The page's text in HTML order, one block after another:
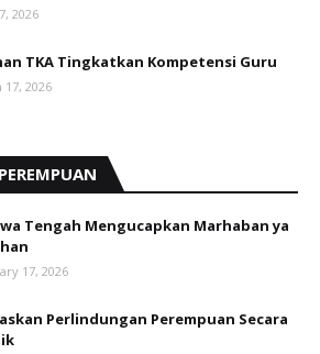
2026
TKA Tingkatkan Kompetensi Guru
17, 2026
Tengah Mengucapkan Marhaban ya
17, 2026
Perlindungan Perempuan Secara